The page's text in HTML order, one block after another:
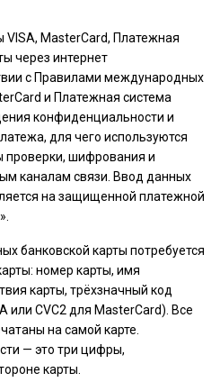
VISA, MasterCard, Платежная
через интернет
с Правилами международных
и Платежная система
конфиденциальности и
для чего используются
шифрования и
каналам связи. Ввод данных
на защищенной платежной
банковской карты потребуется
номер карты, имя
карты, трёхзначный код
или CVC2 для MasterCard). Все
на самой карте.
— это три цифры,
карты.